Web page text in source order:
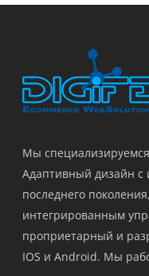
Мы
Адаптивный дизайн с
последнего поколения,
интегрированным
проприетарный и
IOS и Android. Мы